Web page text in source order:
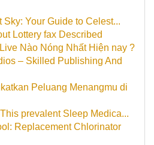
Sky: Your Guide to Celest...
Lottery fax Described
Nào Nóng Nhất Hiện nay ?
– Skilled Publishing And
Peluang Menangmu di
prevalent Sleep Medica...
Replacement Chlorinator